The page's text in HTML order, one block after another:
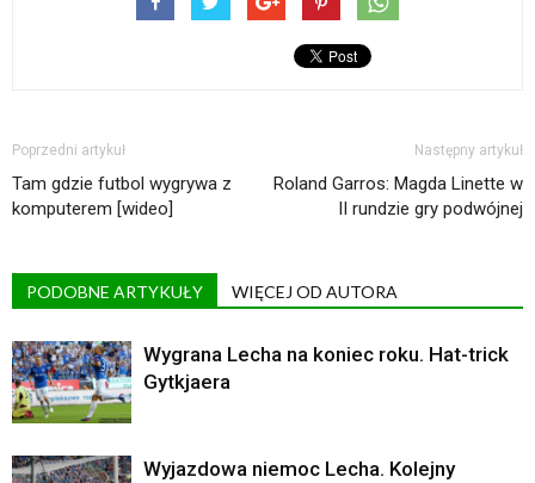
Poprzedni artykuł
Tam gdzie futbol wygrywa z
komputerem [wideo]
Następny artykuł
Roland Garros: Magda Linette w
II rundzie gry podwójnej
PODOBNE ARTYKUŁY WIĘCEJ OD AUTORA
Wygrana Lecha na koniec roku. Hat-trick
Gytkjaera
Wyjazdowa niemoc Lecha. Kolejny